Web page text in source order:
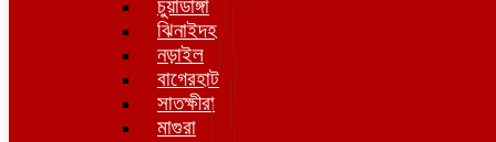
চুয়াডাঙ্গা
ঝিনাইদহ
নড়াইল
বাগেরহাট
সাতক্ষীরা
মাগুরা